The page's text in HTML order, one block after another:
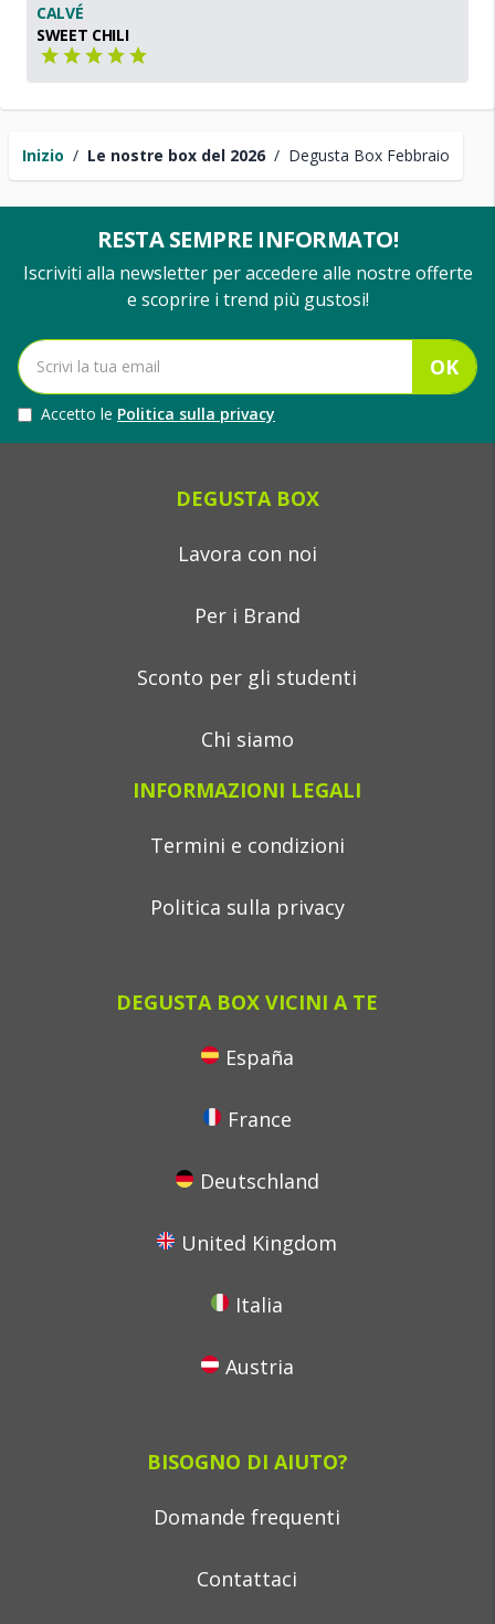
Inizio / Le nostre box del 2026 / Degusta Box Febbraio
CALVÉ
SWEET CHILI
RESTA SEMPRE INFORMATO!
Iscriviti alla newsletter per accedere alle nostre offerte
e scoprire i trend più gustosi!
OK
Accetto le Politica sulla privacy
DEGUSTA BOX
Lavora con noi
Per i Brand
Sconto per gli studenti
Chi siamo
INFORMAZIONI LEGALI
Termini e condizioni
Politica sulla privacy
DEGUSTA BOX VICINI A TE
España
France
Deutschland
United Kingdom
Italia
Austria
BISOGNO DI AIUTO?
Domande frequenti
Contattaci